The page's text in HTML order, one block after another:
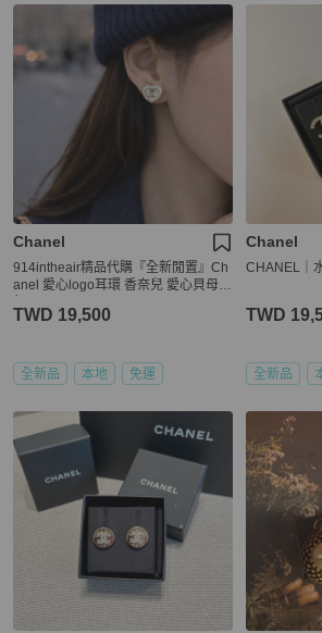
Chanel
914intheair精品代購『全新閒置』Ch
anel 愛心logo耳環 香奈兒 愛心貝母耳
TWD 19,500
全新品 本地 免運
Chanel
CHANEL｜
TWD
全新品